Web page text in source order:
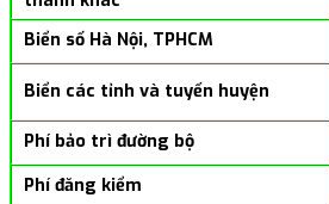
Biển số Hà Nội, TPHCM
Biển các tỉnh và tuyến huyện
Phí bảo trì đường bộ
Phí đăng kiểm